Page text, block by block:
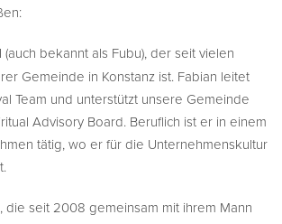
(auch bekannt als Fubu), der seit vielen
Gemeinde in Konstanz ist. Fabian leitet
Team und unterstützt unsere Gemeinde
Advisory Board. Beruflich ist er in einem
tätig, wo er für die Unternehmenskultur
, die seit 2008 gemeinsam mit ihrem Mann